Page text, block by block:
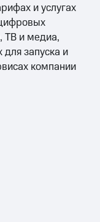
и услугах
ТВ и медиа,
запуска и
компании